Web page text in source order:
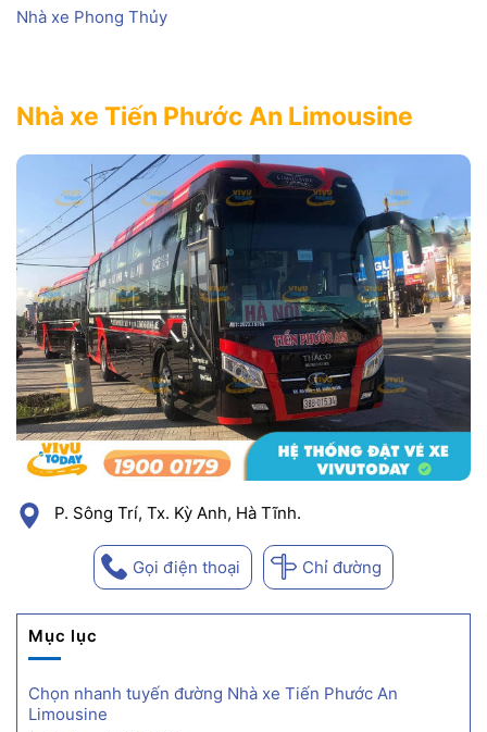
Nhà xe Tiến Phước An Limousine
P. Sông Trí, Tx. Kỳ Anh, Hà Tĩnh.
Gọi điện thoại Chỉ đường
Mục lục
Chọn nhanh tuyến đường Nhà xe Tiến Phước An
Limousine
Nhà xe Phong Thủy